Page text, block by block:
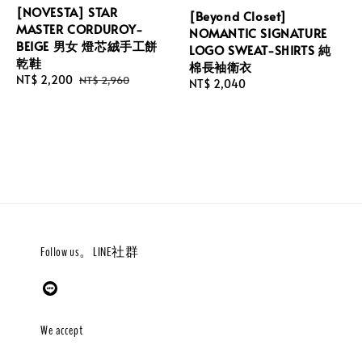
[NOVESTA] STAR
MASTER CORDUROY-
BEIGE 男女 燈芯絨手工餅
乾鞋
Sale
NT$ 2,200 Regular
NT$ 2,960
[Beyond Closet]
NOMANTIC SIGNATURE
LOGO SWEAT-SHIRTS 純
棉長袖衛衣
Regular
NT$ 2,040
Follow us。LINE社群
We accept